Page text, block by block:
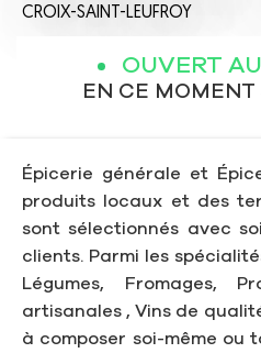
CROIX-SAINT-LEUFROY
OUVERT
EN CE MOMENT
Épicerie générale et
produits locaux et des
sont sélectionnés avec
clients. Parmi les
Légumes, Fromages,
artisanales , Vins de
à composer soi-même ou